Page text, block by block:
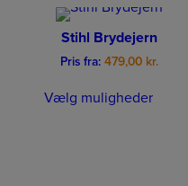
Stihl Brydejern
Pris fra:479,00 kr.
Vælg muligheder